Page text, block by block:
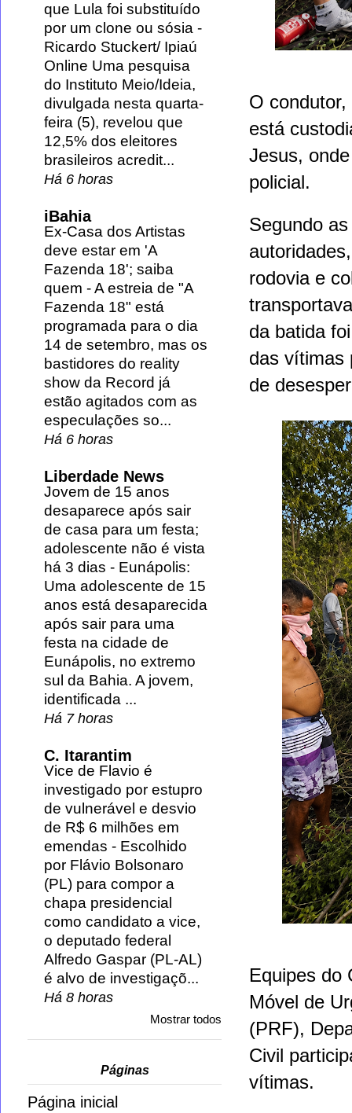
O
está
Jesus,
policial.
Segundo
rodovia e
da batida
das vítimas
de
Equipes do
Móvel de
(PRF),
Civil
vítimas.
que Lula foi substituído
por um clone ou sósia -
Ricardo Stuckert/ Ipiaú
Online Uma pesquisa
do Instituto Meio/Ideia,
divulgada nesta quarta-
feira (5), revelou que
12,5% dos eleitores
brasileiros acredit...
Há 6 horas
iBahia
Ex-Casa dos Artistas
deve estar em 'A
Fazenda 18'; saiba
quem -A estreia de "A
Fazenda 18" está
programada para o dia
14 de setembro, mas os
bastidores do reality
show da Record já
estão agitados com as
especulações so...
Há 6 horas
Liberdade News
Jovem de 15 anos
desaparece após sair
de casa para um festa;
adolescente não é vista
há 3 dias - Eunápolis:
Uma adolescente de 15
anos está desaparecida
após sair para uma
festa na cidade de
Eunápolis, no extremo
sul da Bahia. A jovem,
identificada ...
Há 7 horas
C. Itarantim
Vice de Flavio é
investigado por estupro
de vulnerável e desvio
de R$ 6 milhões em
emendas - Escolhido
por Flávio Bolsonaro
(PL) para compor a
chapa presidencial
como candidato a vice,
o deputado federal
Alfredo Gaspar (PL-AL)
é alvo de investigaçõ...
Há 8 horas
Mostrar todos
Páginas
Página inicial